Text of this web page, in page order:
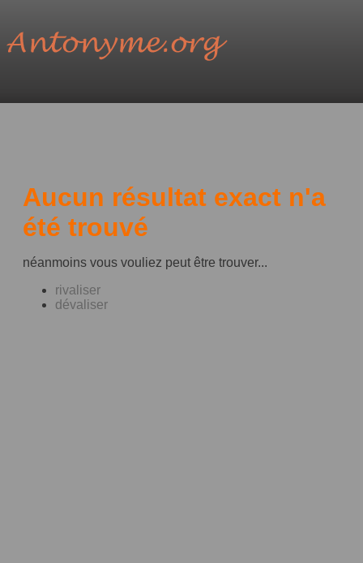
Aucun résultat exact n'a
été trouvé
néanmoins vous vouliez peut être trouver...
rivaliser
dévaliser